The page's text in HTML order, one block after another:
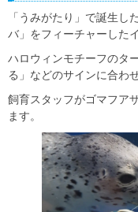
「うみがたり」で誕生し
バ」をフィーチャーした
ハロウィンモチーフのタ
る」などのサインに合わ
飼育スタッフがゴマフア
ます。